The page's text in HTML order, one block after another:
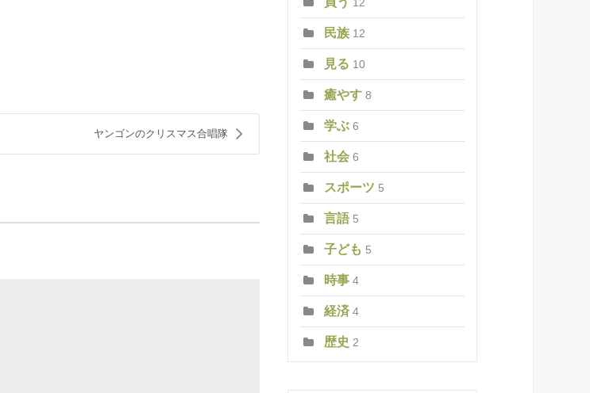
ヤンゴンのクリスマス合唱隊
民族 12
見る 10
癒やす 8
学ぶ 6
社会 6
スポーツ 5
言語 5
子ども 5
時事 4
経済 4
歴史 2